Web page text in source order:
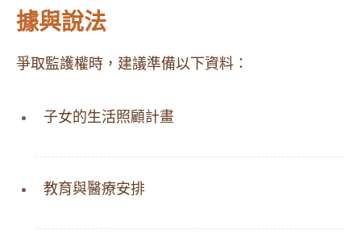
據與說法
爭取監護權時，建議準備以下資料：
子女的生活照顧計畫
教育與醫療安排